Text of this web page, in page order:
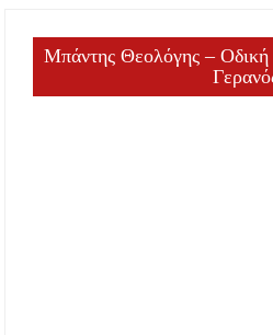
Μπάντης Θεολόγης –